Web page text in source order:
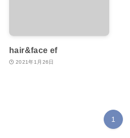
hair&face ef
2021年1月26日
1